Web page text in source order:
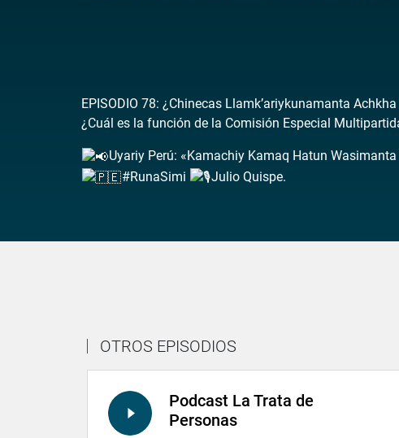
EPISODIO 78: ¿Chinecas Llamk’ariykunamanta
¿Cuál es la función de la Comisión Especial
Uyariy Perú: «Kamachiy Kamaq Hatun Wasimanta
#RunaSimi
Julio Quispe.
OTROS EPISODIOS
Podcast La Trata de
Personas